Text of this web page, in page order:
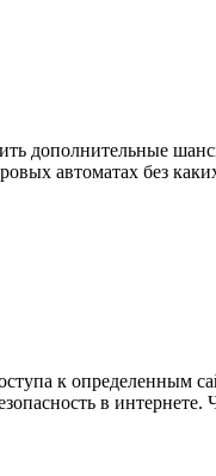
дополнительные
автоматах без
к определенным
в